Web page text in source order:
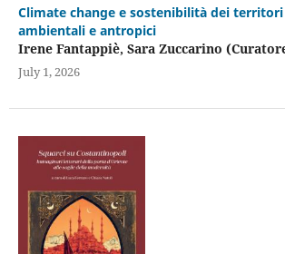
Climate change e sostenibilità dei
ambientali e antropici
Irene Fantappiè, Sara Zuccarino
July 1, 2026